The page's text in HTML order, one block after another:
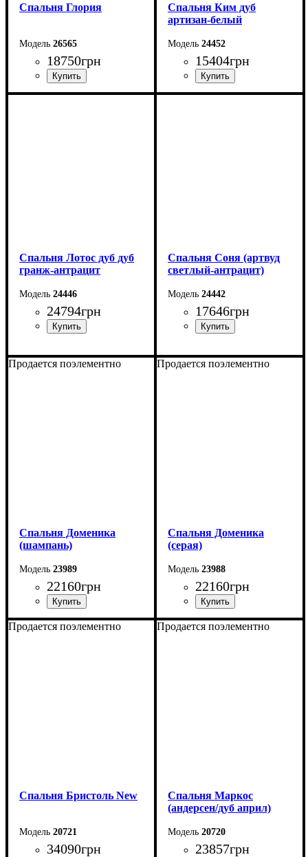
Спальня Глория
26565
18750грн
Спальня Ким дуб
артизан-белый
24452
15404грн
Спальня Лотоc дуб дуб
гранж-антрацит
24446
24794грн
Спальня Соня (артвуд
светлый-антрацит)
24442
17646грн
Продается поэлементно
Спальня Доменика
(шампань)
23989
22160грн
Продается поэлементно
Спальня Доменика
(серая)
23988
22160грн
Продается поэлементно
Спальня Бристоль New
20721
34090грн
Продается поэлементно
Спальня Маркос
(андерсен/дуб април)
20720
23857грн